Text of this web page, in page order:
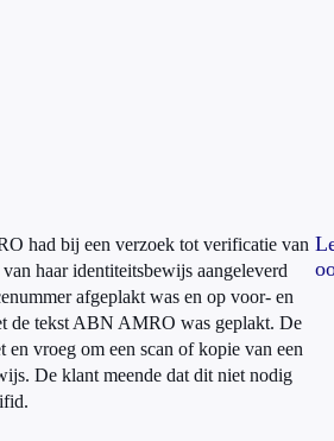
had bij een verzoek tot verificatie van
haar identiteitsbewijs aangeleverd
afgeplakt was en op voor- en
de tekst ABN AMRO was geplakt. De
en vroeg om een scan of kopie van een
De klant meende dat dit niet nodig